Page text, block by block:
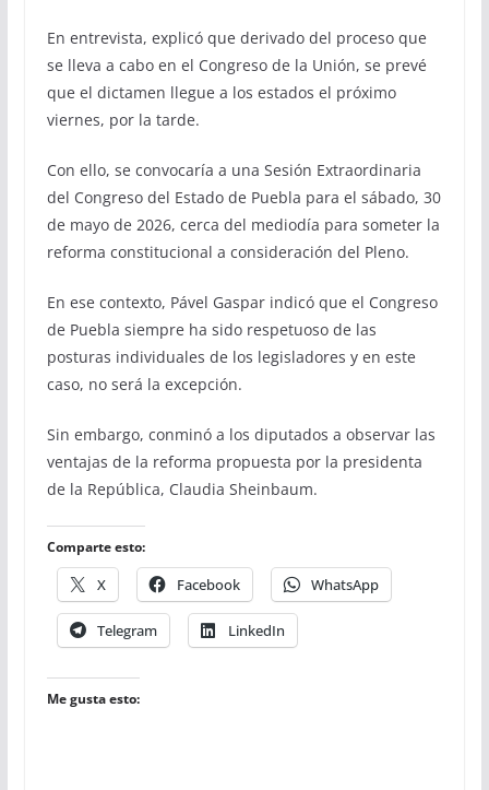
En entrevista, explicó que derivado del proceso que
se lleva a cabo en el Congreso de la Unión, se prevé
que el dictamen llegue a los estados el próximo
viernes, por la tarde.
Con ello, se convocaría a una Sesión Extraordinaria
del Congreso del Estado de Puebla para el sábado, 30
de mayo de 2026, cerca del mediodía para someter la
reforma constitucional a consideración del Pleno.
En ese contexto, Pável Gaspar indicó que el Congreso
de Puebla siempre ha sido respetuoso de las
posturas individuales de los legisladores y en este
caso, no será la excepción.
Sin embargo, conminó a los diputados a observar las
ventajas de la reforma propuesta por la presidenta
de la República, Claudia Sheinbaum.
Comparte esto:
X Facebook WhatsApp
Telegram LinkedIn
Me gusta esto: